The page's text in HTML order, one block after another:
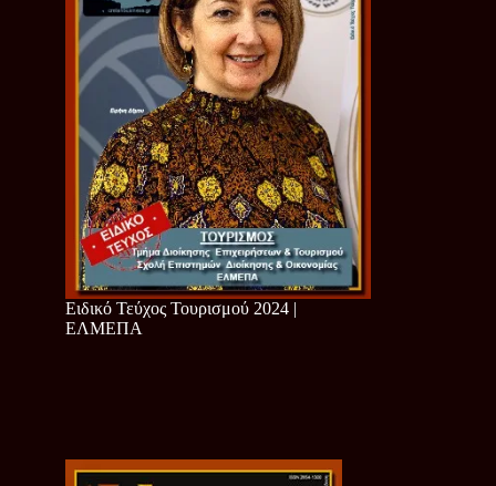
Ειδικό Τεύχος Τουρισμού 2024 |
ΕΛΜΕΠΑ